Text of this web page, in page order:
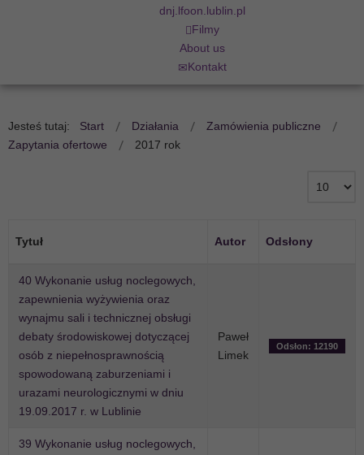
dnj.lfoon.lublin.pl
Filmy
About us
Kontakt
Jesteś tutaj: Start Działania
Zamówienia publiczne
Zapytania ofertowe
2017 rok
Tytuł Autor Odsłony
40 Wykonanie usług noclegowych,
zapewnienia wyżywienia oraz
wynajmu sali i technicznej obsługi
debaty środowiskowej dotyczącej
osób z niepełnosprawnością
spowodowaną zaburzeniami i
urazami neurologicznymi w dniu
19.09.2017 r. w Lublinie
Paweł
Limek
Odsłon: 12190
39 Wykonanie usług noclegowych,